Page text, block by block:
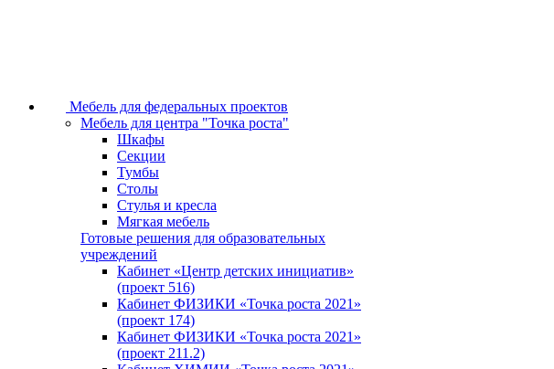
Мебель для федеральных проектов
Мебель для центра "Точка роста"
Шкафы
Секции
Тумбы
Столы
Стулья и кресла
Мягкая мебель
Готовые решения для образовательных
учреждений
Кабинет «Центр детских инициатив»
(проект 516)
Кабинет ФИЗИКИ «Точка роста 2021»
(проект 174)
Кабинет ФИЗИКИ «Точка роста 2021»
(проект 211.2)